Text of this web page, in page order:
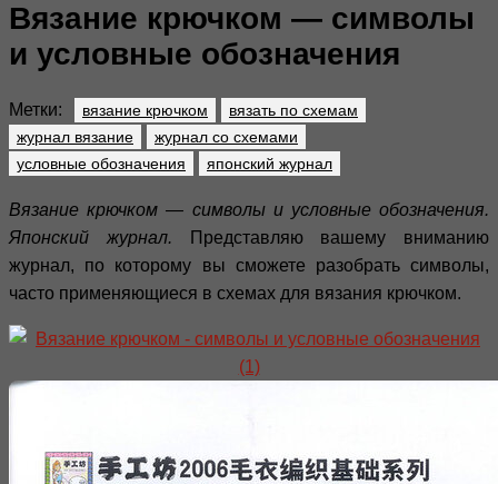
Вязание крючком — символы
и условные обозначения
Метки: вязание крючком
вязать по схемам
журнал вязание
журнал со схемами
условные обозначения
японский журнал
Вязание крючком — символы и условные обозначения.
Японский журнал. Представляю вашему вниманию
журнал, по которому вы сможете разобрать символы,
часто применяющиеся в схемах для вязания крючком.